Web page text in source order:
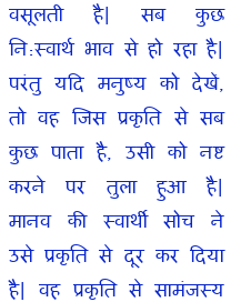
वसूलती है| सब कुछ
नि:स्वार्थ भाव से हो रहा है|
परंतु यदि मनुष्य को देखें,
तो वह जिस प्रकृति से सब
कुछ पाता है, उसी को नष्ट
करने पर तुला हुआ है|
मानव की स्वार्थी सोच ने
उसे प्रकृति से दूर कर दिया
है| वह प्रकृति से सामंजस्य